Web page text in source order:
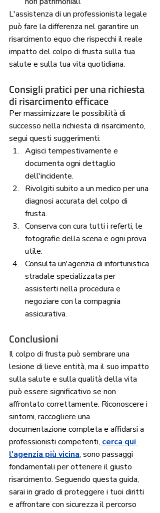
L'assistenza di un professionista legale
può fare la differenza nel garantire un
risarcimento equo che rispecchi il reale
impatto del colpo di frusta sulla tua
salute e sulla tua vita quotidiana.
Consigli pratici per una richiesta
di risarcimento efficace
Per massimizzare le possibilità di
successo nella richiesta di risarcimento,
segui questi suggerimenti:
Agisci tempestivamente e
documenta ogni dettaglio
dell'incidente.
Rivolgiti subito a un medico per una
diagnosi accurata del colpo di
frusta.
Conserva con cura tutti i referti, le
fotografie della scena e ogni prova
utile.
Consulta un'agenzia di infortunistica
stradale specializzata per
assisterti nella procedura e
negoziare con la compagnia
assicurativa.
Conclusioni
Il colpo di frusta può sembrare una
lesione di lieve entità, ma il suo impatto
sulla salute e sulla qualità della vita
può essere significativo se non
affrontato correttamente. Riconoscere i
sintomi, raccogliere una
documentazione completa e affidarsi a
professionisti competenti, cerca qui
l'agenzia più vicina, sono passaggi
fondamentali per ottenere il giusto
risarcimento. Seguendo questa guida,
sarai in grado di proteggere i tuoi diritti
e affrontare con sicurezza il percorso